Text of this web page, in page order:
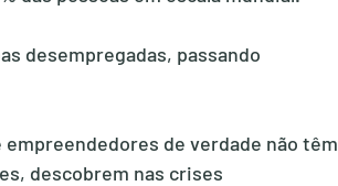
desempregadas, passando
de verdade não têm
descobrem nas crises